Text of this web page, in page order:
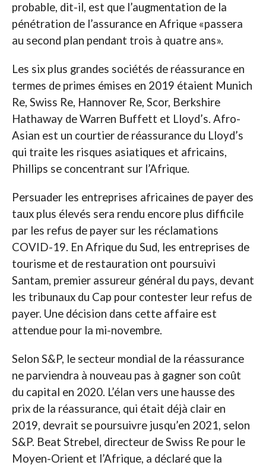
probable, dit-il, est que l’augmentation de la
pénétration de l’assurance en Afrique «passera
au second plan pendant trois à quatre ans».
Les six plus grandes sociétés de réassurance en
termes de primes émises en 2019 étaient Munich
Re, Swiss Re, Hannover Re, Scor, Berkshire
Hathaway de Warren Buffett et Lloyd’s. Afro-
Asian est un courtier de réassurance du Lloyd’s
qui traite les risques asiatiques et africains,
Phillips se concentrant sur l’Afrique.
Persuader les entreprises africaines de payer des
taux plus élevés sera rendu encore plus difficile
par les refus de payer sur les réclamations
COVID-19. En Afrique du Sud, les entreprises de
tourisme et de restauration ont poursuivi
Santam, premier assureur général du pays, devant
les tribunaux du Cap pour contester leur refus de
payer. Une décision dans cette affaire est
attendue pour la mi-novembre.
Selon S&P, le secteur mondial de la réassurance
ne parviendra à nouveau pas à gagner son coût
du capital en 2020. L’élan vers une hausse des
prix de la réassurance, qui était déjà clair en
2019, devrait se poursuivre jusqu’en 2021, selon
S&P. Beat Strebel, directeur de Swiss Re pour le
Moyen-Orient et l’Afrique, a déclaré que la